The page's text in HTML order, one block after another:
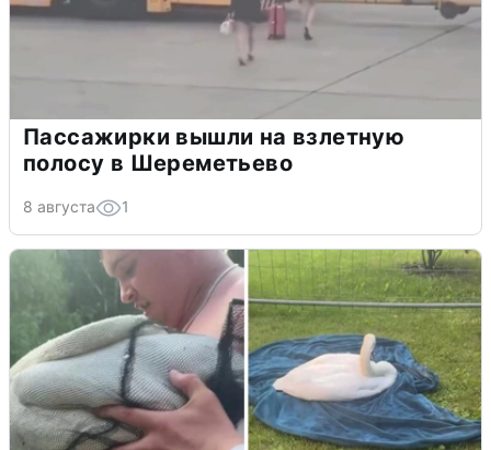
Пассажирки вышли на взлетную
полосу в Шереметьево
8 августа 1